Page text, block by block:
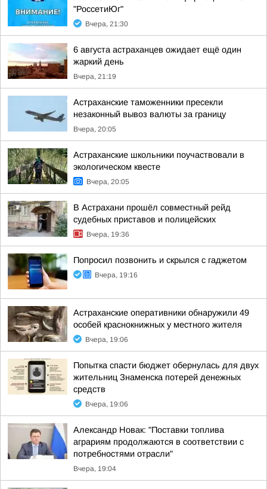
"РоссетиЮг"
Вчера, 21:30
6 августа астраханцев ожидает ещё один
жаркий день
Вчера, 21:19
Астраханские таможенники пресекли
незаконный вывоз валюты за границу
Вчера, 20:05
Астраханские школьники поучаствовали в
экологическом квесте
Вчера, 20:05
В Астрахани прошёл совместный рейд
судебных приставов и полицейских
Вчера, 19:36
Попросил позвонить и скрылся с гаджетом
Вчера, 19:16
Астраханские оперативники обнаружили 49
особей краснокнижных у местного жителя
Вчера, 19:06
Попытка спасти бюджет обернулась для двух
жительниц Знаменска потерей денежных
средств
Вчера, 19:06
Александр Новак: "Поставки топлива
аграриям продолжаются в соответствии с
потребностями отрасли"
Вчера, 19:04